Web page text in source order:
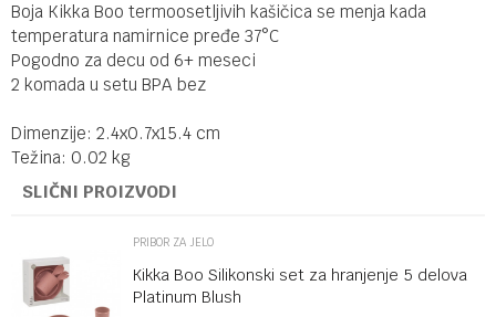
Boja Kikka Boo termoosetljivih kašičica se menja kada
temperatura namirnice pređe 37°C
Pogodno za decu od 6+ meseci
2 komada u setu BPA bez
Dimenzije: 2.4x0.7x15.4 cm
Težina: 0.02 kg
SLIČNI PROIZVODI
PRIBOR ZA JELO
Kikka Boo Silikonski set za hranjenje 5 delova
Platinum Blush